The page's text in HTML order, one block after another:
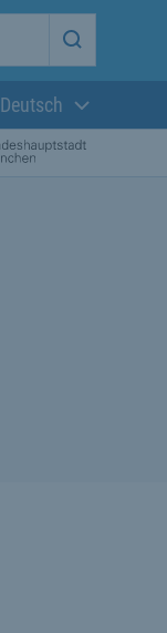
Suche
Aktuelle
Deutsch